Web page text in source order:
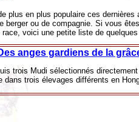
plus en plus populaire ces dernières
ou de compagnie. Si vous
voici une petite liste de quelques
anges gardiens de la
trois Mudi sélectionnés directement
dans trois élevages différents en